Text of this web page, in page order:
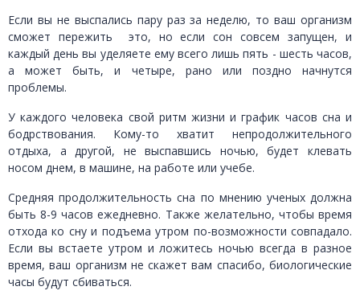
Если вы не выспались пару раз за неделю, то ваш организм
сможет пережить это, но если сон совсем запущен, и
каждый день вы уделяете ему всего лишь пять - шесть часов,
а может быть, и четыре, рано или поздно начнутся
проблемы.
У каждого человека свой ритм жизни и график часов сна и
бодрствования. Кому-то хватит непродолжительного
отдыха, а другой, не выспавшись ночью, будет клевать
носом днем, в машине, на работе или учебе.
Средняя продолжительность сна по мнению ученых должна
быть 8-9 часов ежедневно. Также желательно, чтобы время
отхода ко сну и подъема утром по-возможности совпадало.
Если вы встаете утром и ложитесь ночью всегда в разное
время, ваш организм не скажет вам спасибо, биологические
часы будут сбиваться.